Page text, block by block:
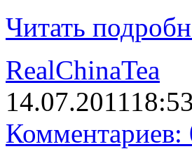
Читать
RealChinaTea
14.07.201118:53
Комментариев: